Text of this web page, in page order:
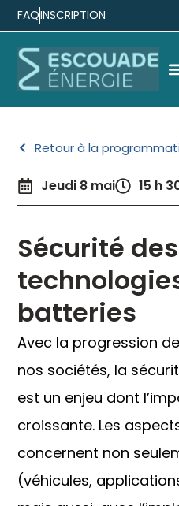
FAQINSCRIPTION
Retour à la
Jeudi 8 mai 15 h
Sécurité des
batteries
Avec la progression
nos sociétés, la
est un enjeu dont
croissante. Les
concernent non
(véhicules,